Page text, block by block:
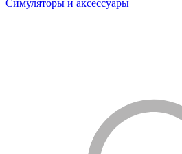
Симуляторы и аксессуары